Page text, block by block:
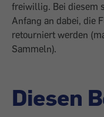
freiwillig. Bei diesem
Anfang an dabei, die
retourniert werden
Sammeln).
Diesen